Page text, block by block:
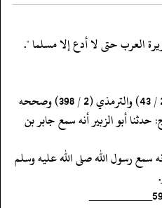
العرب حتى لا أدع إلا مسلما ".
جريج: حدثنا أبو الزبير أنه سمع جابر بن
سمع رسول الله صلى الله عليه وسلم